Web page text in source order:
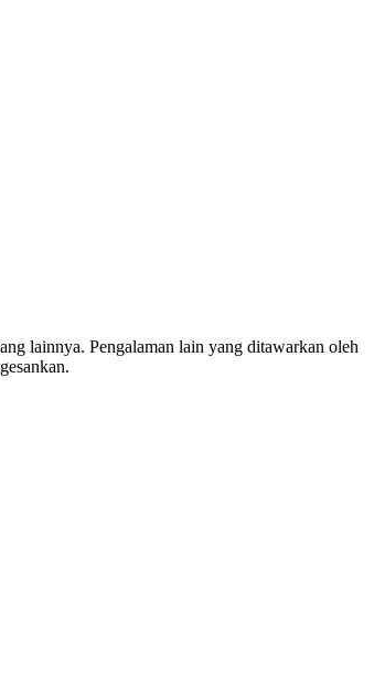
lainnya. Pengalaman lain yang ditawarkan oleh